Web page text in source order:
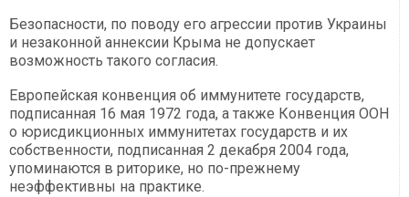
Безопасности, по поводу его агрессии против Украины
и незаконной аннексии Крыма не допускает
возможность такого согласия.
Европейская конвенция об иммунитете государств,
подписанная 16 мая 1972 года, а также Конвенция ООН
о юрисдикционных иммунитетах государств и их
собственности, подписанная 2 декабря 2004 года,
упоминаются в риторике, но по-прежнему
неэффективны на практике.